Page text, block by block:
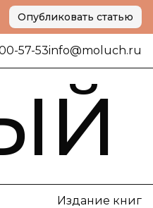
Опубликовать статью
57-53info@moluch.ru
Издание книг